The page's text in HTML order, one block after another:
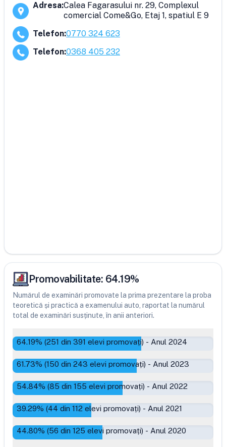
Adresa:Calea Fagarasului nr. 29, Complexul
comercial Come&Go, Etaj 1, spatiul E 9
Telefon:0770 324 623
Telefon:0368 405 232
Promovabilitate: 64.19%
Numărul de examinări promovate la prima prezentare la proba
teoretică și practică a examenului auto, raportat la numărul
total de examinări susținute, în anii anteriori.
64.19% (251 din 391 elevi promovați) - Anul 2024
61.73% (150 din 243 elevi promovați) - Anul 2023
54.84% (85 din 155 elevi promovați) - Anul 2022
39.29% (44 din 112 elevi promovați) - Anul 2021
44.80% (56 din 125 elevi promovați) - Anul 2020